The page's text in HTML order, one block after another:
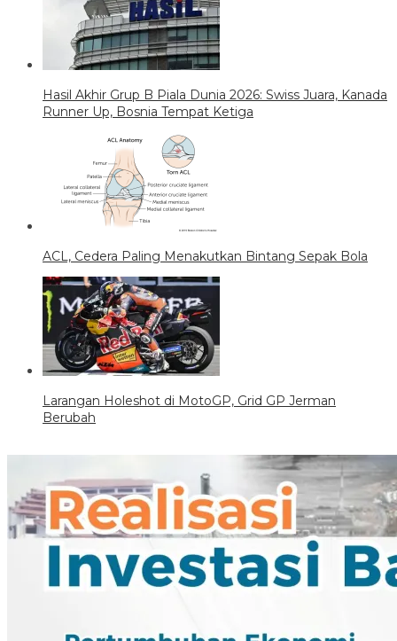
Hasil Akhir Grup B Piala Dunia 2026: Swiss Juara, Kanada
Runner Up, Bosnia Tempat Ketiga
ACL, Cedera Paling Menakutkan Bintang Sepak Bola
Larangan Holeshot di MotoGP, Grid GP Jerman
Berubah